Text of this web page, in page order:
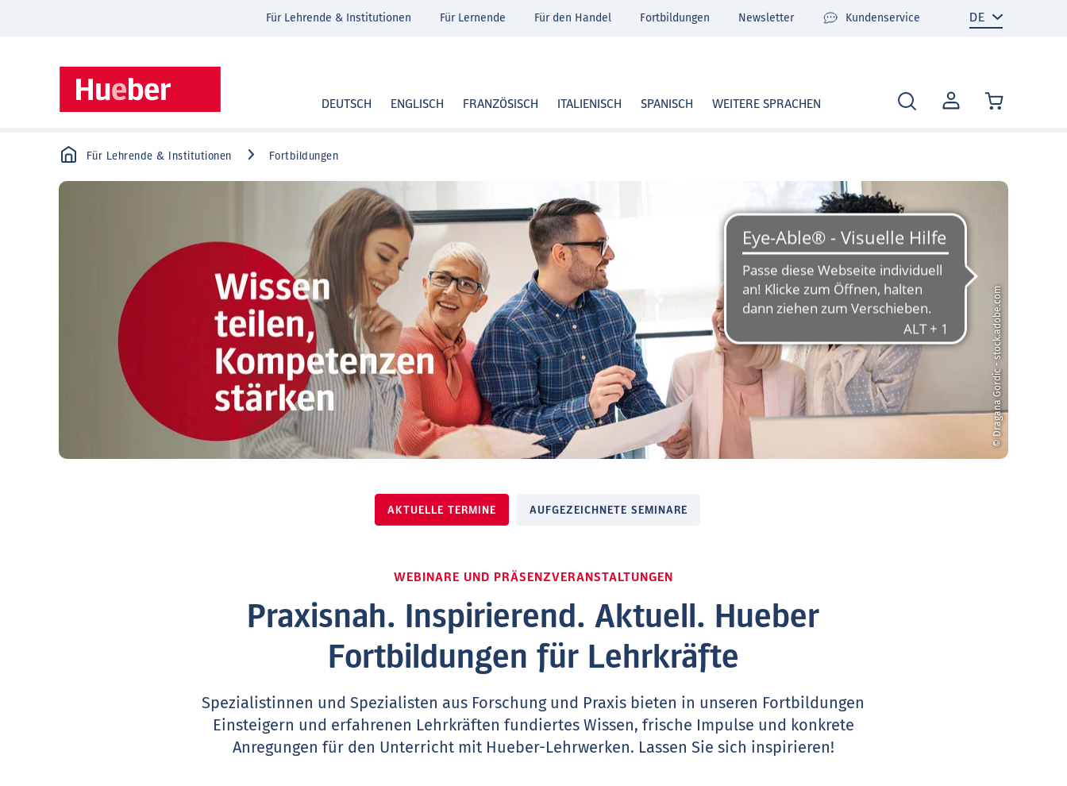
MEIN
KONTO
DEUTSCH ENGLISCH FRANZÖSISCH ITALIENISCH SPANISCH WEITERE SPRACHEN
Für Lehrende & Institutionen Für Lernende Für den Handel Fortbildungen Newsletter Kundenservice
Für Lehrende & Institutionen Fortbildungen
© Dragana Gordic - stock.adobe.com
AKTUELLE TERMINE AUFGEZEICHNETE SEMINARE
WEBINARE UND PRÄSENZVERANSTALTUNGEN
Praxisnah. Inspirierend. Aktuell. Hueber
Fortbildungen für Lehrkräfte
Spezialistinnen und Spezialisten aus Forschung und Praxis bieten in unseren Fortbildungen
Einsteigern und erfahrenen Lehrkräften fundiertes Wissen, frische Impulse und konkrete
Anregungen für den Unterricht mit Hueber-Lehrwerken. Lassen Sie sich inspirieren!